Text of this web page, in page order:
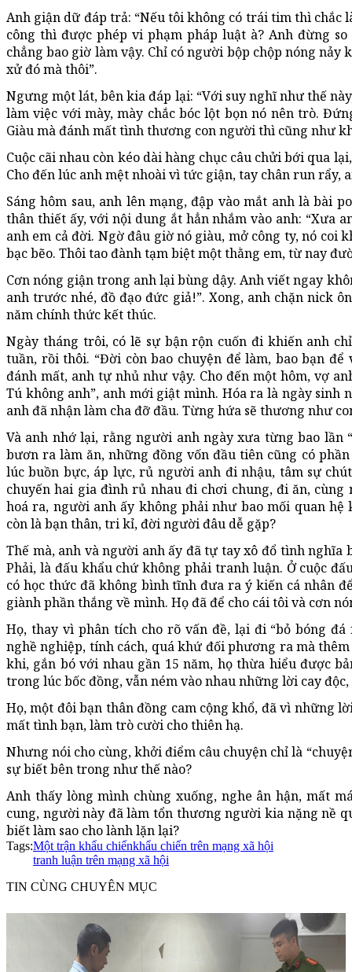
Anh giận dữ đáp trả: “Nếu tôi không có trái tim thì chắc
công thì được phép vi phạm pháp luật à? Anh đừng
chẳng bao giờ làm vậy. Chỉ có người bộp chộp nóng
xử đó mà thôi”.
Ngưng một lát, bên kia đáp lại: “Với suy nghĩ như thế
làm việc với mày, mày chắc bóc lột bọn nó nên trò.
Giàu mà đánh mất tình thương con người thì cũng như
Cuộc cãi nhau còn kéo dài hàng chục câu chửi bới qua
Cho đến lúc anh mệt nhoài vì tức giận, tay chân run rẩy,
Sáng hôm sau, anh lên mạng, đập vào mắt anh là bài
thân thiết ấy, với nội dung ắt hẳn nhắm vào anh: “Xưa
anh em cả đời. Ngờ đâu giờ nó giàu, mở công ty, nó coi
bạc bẽo. Thôi tao đành tạm biệt một thằng em, từ nay
Cơn nóng giận trong anh lại bùng dậy. Anh viết ngay
anh trước nhé, đồ đạo đức giả!”. Xong, anh chặn nick
năm chính thức kết thúc.
Ngày tháng trôi, có lẽ sự bận rộn cuốn đi khiến anh
tuần, rồi thôi. “Đời còn bao chuyện để làm, bao bạn
đánh mất, anh tự nhủ như vậy. Cho đến một hôm, vợ
Tú không anh”, anh mới giật mình. Hóa ra là ngày sinh
anh đã nhận làm cha đỡ đầu. Từng hứa sẽ thương như
Và anh nhớ lại, rằng người anh ngày xưa từng bao lần
bươn ra làm ăn, những đồng vốn đầu tiên cũng có
lúc buồn bực, áp lực, rủ người anh đi nhậu, tâm sự
chuyến hai gia đình rủ nhau đi chơi chung, đi ăn,
hoá ra, người anh ấy không phải như bao mối quan
còn là bạn thân, tri kỉ, đời người đâu dễ gặp?
Thế mà, anh và người anh ấy đã tự tay xô đổ tình nghĩa
Phải, là đấu khẩu chứ không phải tranh luận. Ở cuộc
có học thức đã không bình tĩnh đưa ra ý kiến cá nhân
giành phần thắng về mình. Họ đã để cho cái tôi và cơn
Họ, thay vì phân tích cho rõ vấn đề, lại đi “bỏ bóng
nghề nghiệp, tính cách, quá khứ đối phương ra mà
khi, gắn bó với nhau gần 15 năm, họ thừa hiểu được
trong lúc bốc đồng, vẫn ném vào nhau những lời cay độc,
Họ, một đôi bạn thân đồng cam cộng khổ, đã vì những
mất tình bạn, làm trò cười cho thiên hạ.
Nhưng nói cho cùng, khởi điểm câu chuyện chỉ là
sự biết bên trong như thế nào?
Anh thấy lòng mình chùng xuống, nghe ân hận, mất
cung, người này đã làm tổn thương người kia nặng nề
biết làm sao cho lành lặn lại?
Tags:Một trận khẩu chiếnkhẩu chiến trên mạng xã hội
tranh luận trên mạng xã hội
TIN CÙNG CHUYÊN MỤC